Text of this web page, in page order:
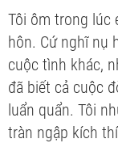
Tôi ôm trong lúc
hôn. Cứ nghĩ nụ
cuộc tình khác,
đã biết cả cuộc
luẩn quẩn. Tôi
tràn ngập kích